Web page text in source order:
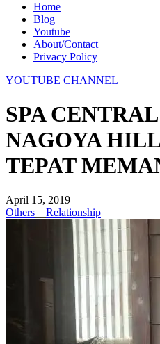
Home
Blog
Youtube
About/Contact
Privacy Policy
YOUTUBE CHANNEL
SPA
NAGOYA
TEPAT
April 15, 2019
Others
Relationship